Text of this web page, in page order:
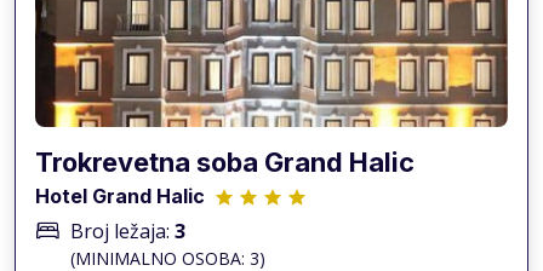
Trokrevetna soba Grand Halic
Hotel Grand Halic
Broj ležaja: 3
(MINIMALNO OSOBA: 3)